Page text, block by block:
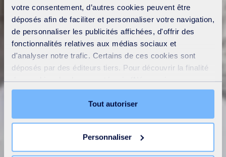
votre consentement, d’autres cookies peuvent être
déposés afin de faciliter et personnaliser votre navigation,
de personnaliser les publicités affichées, d'offrir des
fonctionnalités relatives aux médias sociaux et
d'analyser notre trafic. Certains de ces cookies sont
déposés par des éditeurs tiers. Pour découvrir la finalité
Préférences, Statistiques et Marketing), cliquez sur
l’onglet « Détails ». Via ce bandeau, vous pouvez
librement accepter ou refuser tous les cookies ou
nécessaires ne peut entrainer une restriction de l’accès
au site. Vous pouvez retirer votre consentement à tout
Tout autoriser
Personnaliser